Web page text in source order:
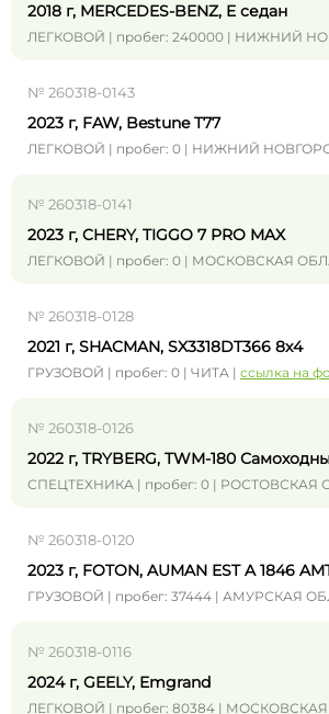
2018 г, MERCEDES-BENZ, E седан
ЛЕГКОВОЙ | пробег: 240000 | НИЖНИЙ
№ 260318-0143
2023 г, FAW, Bestune T77
ЛЕГКОВОЙ | пробег: 0 | НИЖНИЙ
№ 260318-0141
2023 г, CHERY, TIGGO 7 PRO MAX
ЛЕГКОВОЙ | пробег: 0 | МОСКОВСКАЯ
№ 260318-0128
2021 г, SHACMAN, SX3318DT366 8x4
ГРУЗОВОЙ | пробег: 0 | ЧИТА | ссылка на
№ 260318-0126
2022 г, TRYBERG, TWM-180
СПЕЦТЕХНИКА | пробег: 0 | РОСТОВСКАЯ
№ 260318-0120
2023 г, FOTON, AUMAN EST A 1846
ГРУЗОВОЙ | пробег: 37444 | АМУРСКАЯ
№ 260318-0116
2024 г, GEELY, Emgrand
ЛЕГКОВОЙ | пробег: 80384 |